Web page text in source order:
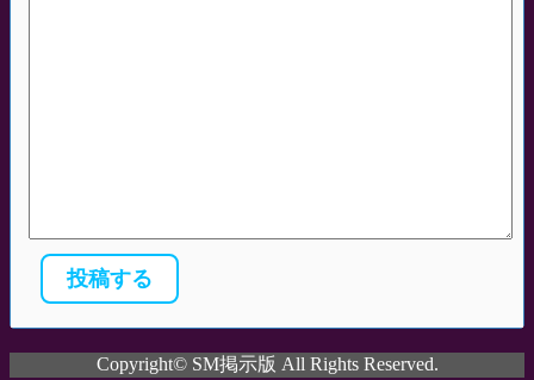
Copyright© SM掲示版 All Rights Reserved.